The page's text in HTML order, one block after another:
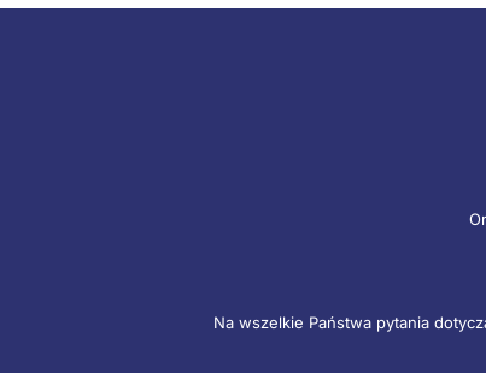
Na wszelkie Państwa pytania